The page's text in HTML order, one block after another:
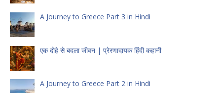
A Journey to Greece Part 3 in Hindi
एक दोहे से बदला जीवन | प्रेरणादायक हिंदी कहानी
A Journey to Greece Part 2 in Hindi